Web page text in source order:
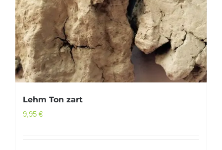
Lehm Ton zart
9,95 €